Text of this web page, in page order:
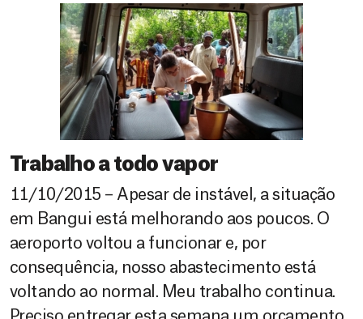
Trabalho a todo vapor
11/10/2015 – Apesar de instável, a situação
em Bangui está melhorando aos poucos. O
aeroporto voltou a funcionar e, por
consequência, nosso abastecimento está
voltando ao normal. Meu trabalho continua.